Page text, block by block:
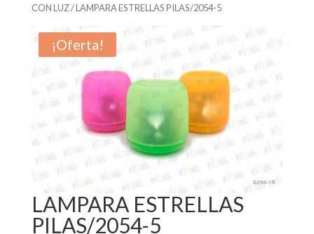
CON LUZ/ LAMPARA ESTRELLAS PILAS/2054-5
¡Oferta!
LAMPARA ESTRELLAS
PILAS/2054-5